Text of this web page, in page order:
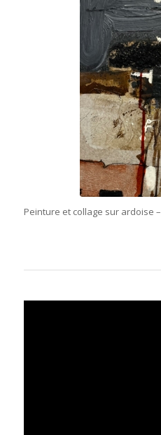
Peinture et collage sur ardoise –